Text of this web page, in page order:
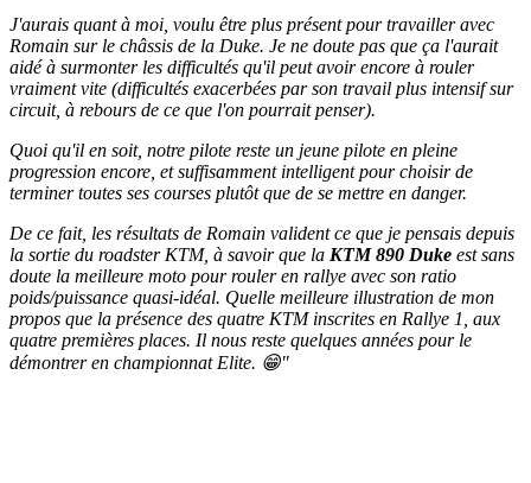
J'aurais quant à moi, voulu être plus présent pour travailler avec
Romain sur le châssis de la Duke. Je ne doute pas que ça l'aurait
aidé à surmonter les difficultés qu'il peut avoir encore à rouler
vraiment vite (difficultés exacerbées par son travail plus intensif sur
circuit, à rebours de ce que l'on pourrait penser).
Quoi qu'il en soit, notre pilote reste un jeune pilote en pleine
progression encore, et suffisamment intelligent pour choisir de
terminer toutes ses courses plutôt que de se mettre en danger.
De ce fait, les résultats de Romain valident ce que je pensais depuis
la sortie du roadster KTM, à savoir que la KTM 890 Duke est sans
doute la meilleure moto pour rouler en rallye avec son ratio
poids/puissance quasi-idéal. Quelle meilleure illustration de mon
propos que la présence des quatre KTM inscrites en Rallye 1, aux
quatre premières places. Il nous reste quelques années pour le
démontrer en championnat Elite. 😁"